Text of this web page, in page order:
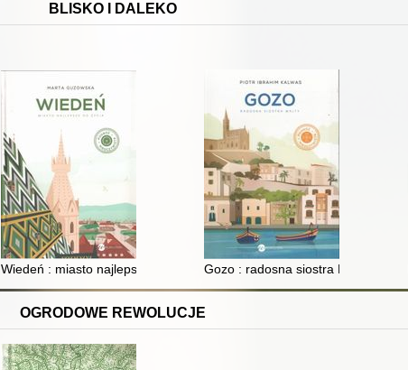
BLISKO I DALEKO
Wiedeń : miasto najlepsze do życia Gozo : radosna siostra Malty
OGRODOWE REWOLUCJE